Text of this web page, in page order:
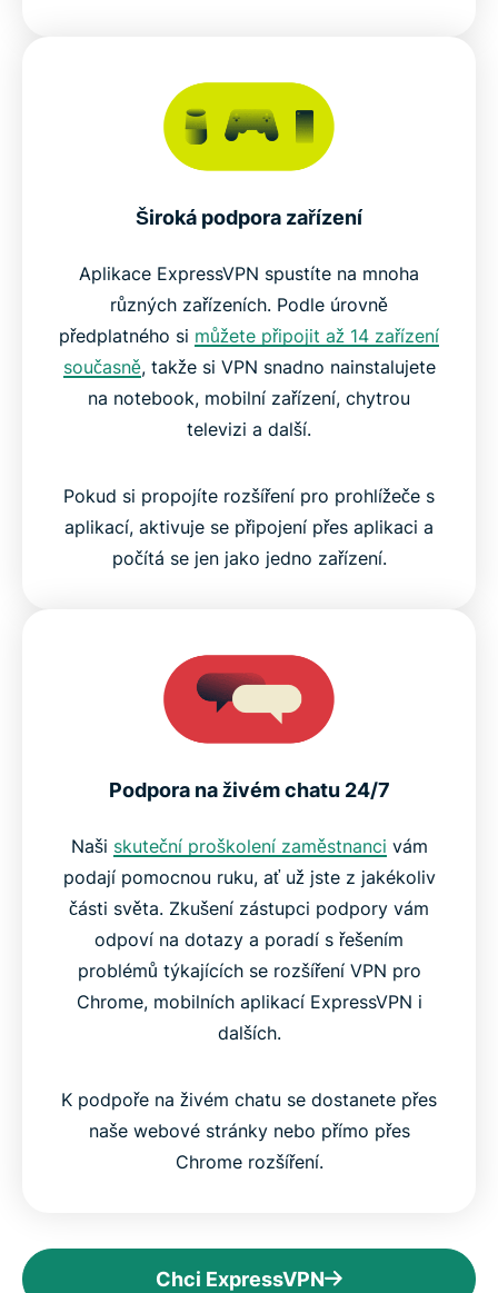
Široká podpora zařízení
Aplikace ExpressVPN spustíte na mnoha
různých zařízeních. Podle úrovně
předplatného si můžete připojit až 14 zařízení
současně, takže si VPN snadno nainstalujete
na notebook, mobilní zařízení, chytrou
televizi a další.
Pokud si propojíte rozšíření pro prohlížeče s
aplikací, aktivuje se připojení přes aplikaci a
počítá se jen jako jedno zařízení.
Podpora na živém chatu 24/7
Naši skuteční proškolení zaměstnanci vám
podají pomocnou ruku, ať už jste z jakékoliv
části světa. Zkušení zástupci podpory vám
odpoví na dotazy a poradí s řešením
problémů týkajících se rozšíření VPN pro
Chrome, mobilních aplikací ExpressVPN i
dalších.
K podpoře na živém chatu se dostanete přes
naše webové stránky nebo přímo přes
Chrome rozšíření.
Chci ExpressVPN